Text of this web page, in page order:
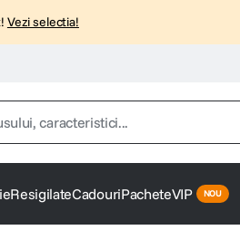
Vezi selectia!
caracteristici...
ResigilateCadouriPacheteVIP